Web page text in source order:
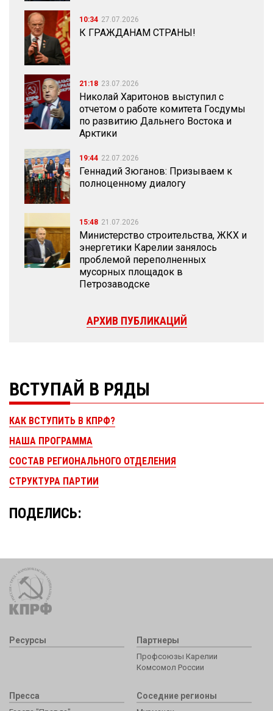
10:34 27.07.2026
К ГРАЖДАНАМ СТРАНЫ!
21:18 23.07.2026
Николай Харитонов выступил с
отчетом о работе комитета Госдумы
по развитию Дальнего Востока и
Арктики
19:44 22.07.2026
Геннадий Зюганов: Призываем к
полноценному диалогу
15:48 21.07.2026
Министерство строительства, ЖКХ и
энергетики Карелии занялось
проблемой переполненных
мусорных площадок в
Петрозаводске
АРХИВ ПУБЛИКАЦИЙ
ВСТУПАЙ В РЯДЫ
КАК ВСТУПИТЬ В КПРФ?
НАША ПРОГРАММА
СОСТАВ РЕГИОНАЛЬНОГО ОТДЕЛЕНИЯ
СТРУКТУРА ПАРТИИ
ПОДЕЛИСЬ:
Ресурсы Партнеры
Профсоюзы Карелии
Комсомол России
Пресса Соседние регионы